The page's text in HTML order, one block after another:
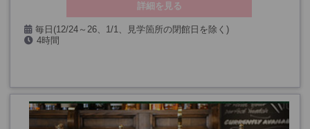
詳細を見る
毎日(12/24～26、1/1、見学箇所の閉館日を除く)
4時間